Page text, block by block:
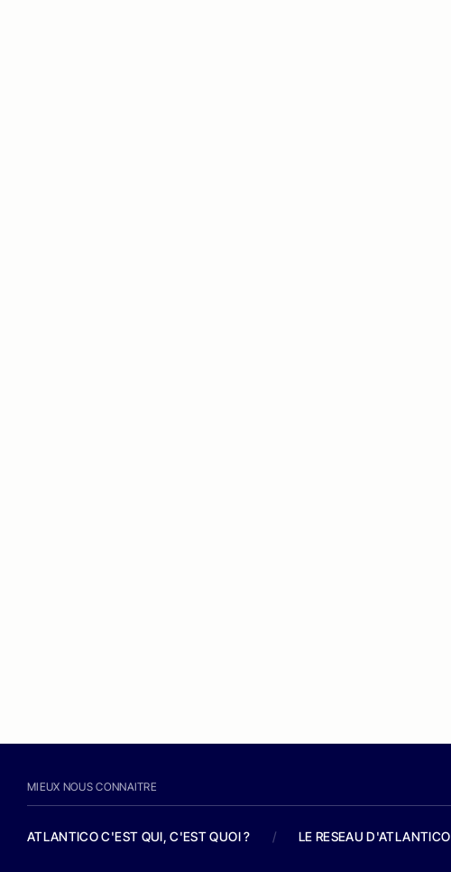
MIEUX NOUS CONNAITRE
ATLANTICO C'EST QUI, C'EST QUOI ? / LE RESEAU D'ATLANTICO